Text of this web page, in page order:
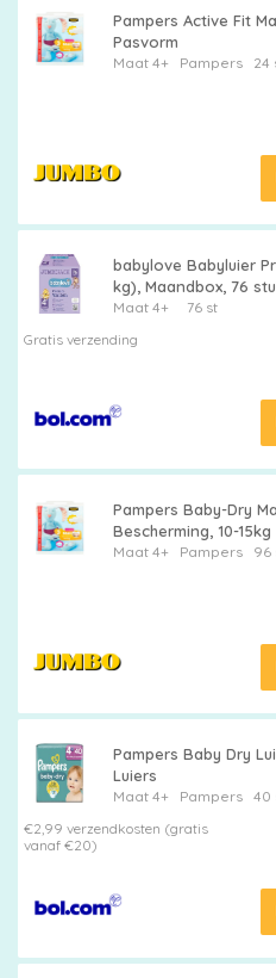
Pampers Active Fit
Pasvorm
Maat 4+ Pampers 24
babylove Babyluier
kg), Maandbox, 76
Maat 4+
76 st
Gratis verzending
Pampers Baby-Dry
Bescherming, 10-15kg
Maat 4+ Pampers 96
Pampers Baby Dry
Luiers
Maat 4+ Pampers
40
€2,99 verzendkosten (gratis
vanaf €20)